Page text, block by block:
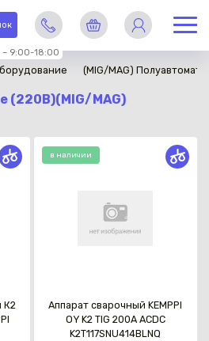
– 9:00-18:00
(MIG/MAG)
(220В)(MIG/MAG)
К2
в наличии
Аппарат сварочный KEMPPI
OY K2 TIG 200A ACDC
K2T117SNU414BLNQ